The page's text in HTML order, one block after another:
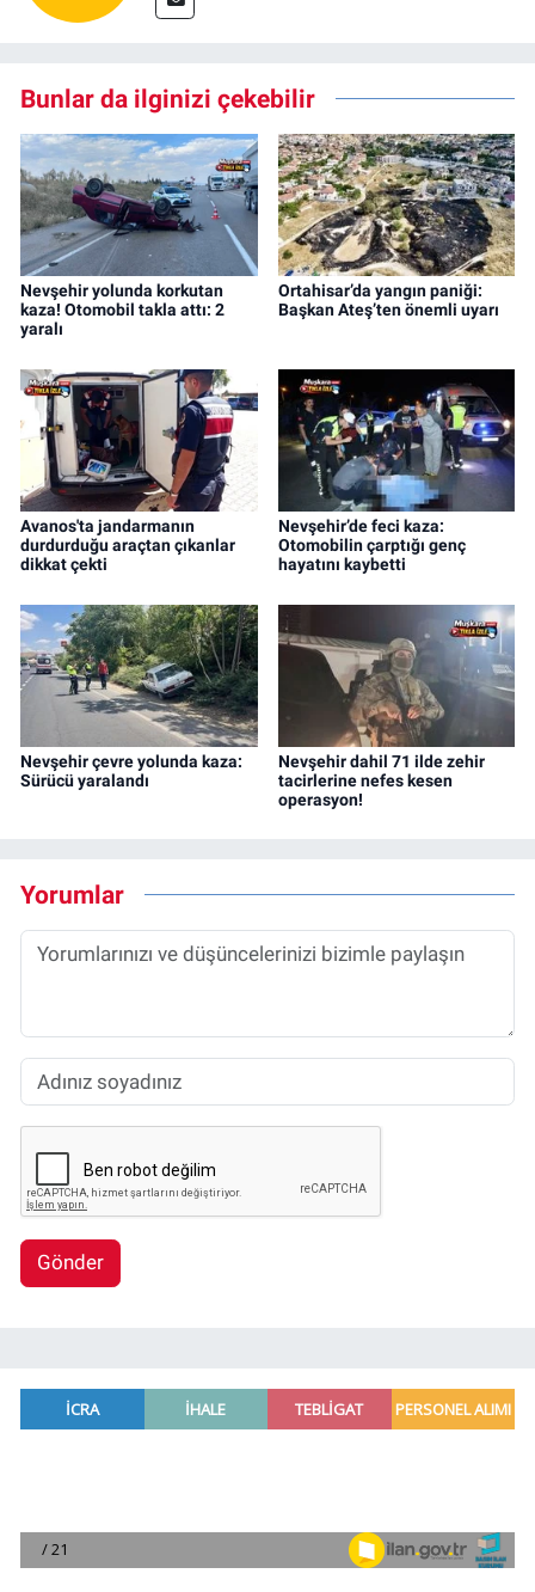
Bunlar da ilginizi çekebilir
Nevşehir yolunda korkutan
kaza! Otomobil takla attı: 2
yaralı
Ortahisar’da yangın paniği:
Başkan Ateş’ten önemli uyarı
Avanos'ta jandarmanın
durdurduğu araçtan çıkanlar
dikkat çekti
Nevşehir’de feci kaza:
Otomobilin çarptığı genç
hayatını kaybetti
Nevşehir çevre yolunda kaza:
Sürücü yaralandı
Nevşehir dahil 71 ilde zehir
tacirlerine nefes kesen
operasyon!
Yorumlar
Gönder